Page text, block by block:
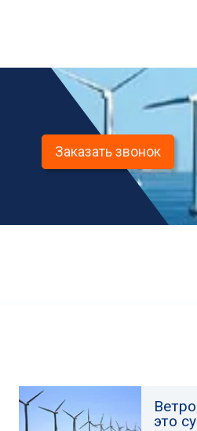
Заказать звонок
это